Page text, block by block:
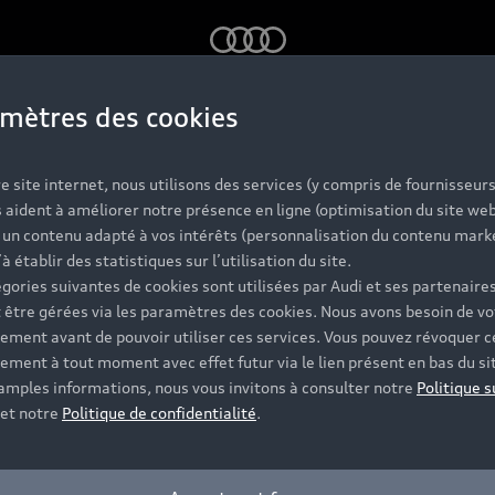
des cookies
site internet, nous utilisons des services (y compris de
aident à améliorer notre présence en ligne (optimisation du site
contenu adapté à vos intérêts (personnalisation du contenu
établir des statistiques sur l’utilisation du site.
suivantes de cookies sont utilisées par Audi et ses
être gérées via les paramètres des cookies. Nous avons besoin de
avant de pouvoir utiliser ces services. Vous pouvez révoquer
à tout moment avec effet futur via le lien présent en bas du
informations, nous vous invitons à consulter notre Politique
et notre Politique de confidentialité.
formulaire pour être
votre Partenaire Audi.
Modèle*